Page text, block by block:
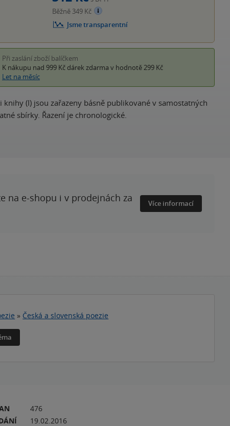
Běžně 349 Kč
Jsme transparentní
Při zaslání zboží balíčkem
K nákupu nad 999 Kč dárek zdarma v hodnotě 299 Kč
Let na měsíc
(I) jsou zařazeny básně publikované v samostatných
sbírky. Řazení je chronologické.
na e-shopu i v prodejnách za
Více informací
» Česká a slovenská poezie
476
19.02.2016